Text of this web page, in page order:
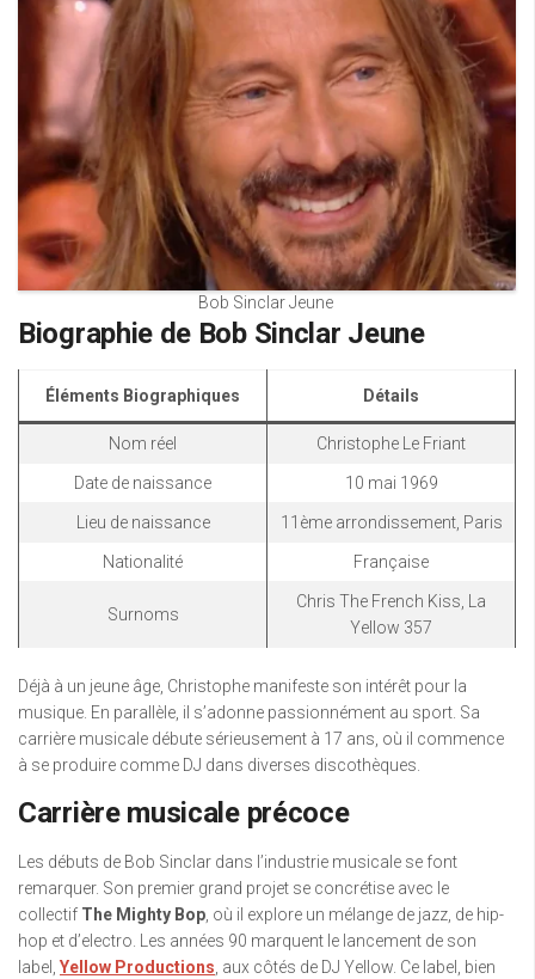
Bob Sinclar Jeune
Biographie de Bob Sinclar Jeune
Éléments Biographiques Détails
Nom réel Christophe Le Friant
Date de naissance 10 mai 1969
Lieu de naissance 11ème arrondissement, Paris
Nationalité Française
Surnoms
Chris The French Kiss, La
Yellow 357
Déjà à un jeune âge, Christophe manifeste son intérêt pour la
musique. En parallèle, il s’adonne passionnément au sport. Sa
carrière musicale débute sérieusement à 17 ans, où il commence
à se produire comme DJ dans diverses discothèques.
Carrière musicale précoce
Les débuts de Bob Sinclar dans l’industrie musicale se font
remarquer. Son premier grand projet se concrétise avec le
collectif The Mighty Bop, où il explore un mélange de jazz, de hip-
hop et d’electro. Les années 90 marquent le lancement de son
label, Yellow Productions, aux côtés de DJ Yellow. Ce label, bien